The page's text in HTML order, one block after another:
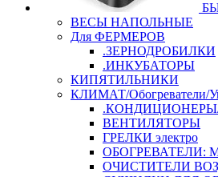
ВЕСЫ НАПОЛЬНЫЕ
Для ФЕРМЕРОВ
.ЗЕРНОДРОБИЛКИ
.ИНКУБАТОРЫ
КИПЯТИЛЬНИКИ
КЛИМАТ/Обогреватели/
ВЕНТИЛЯТОРЫ
ГРЕЛКИ электро
ОБОГРЕВАТЕЛИ:
ОЧИСТИТЕЛИ